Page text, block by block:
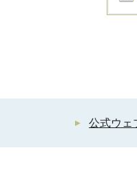
公式ウェ